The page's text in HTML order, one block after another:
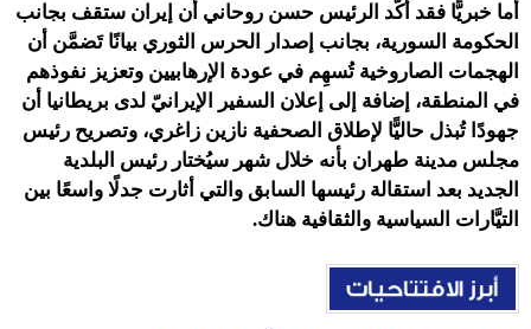
أما خبريًّا فقد أكَّد الرئيس حسن روحاني أن إيران ستقف بجانب
الحكومة السورية، بجانب إصدار الحرس الثوري بيانًا تَضمَّن أن
الهجمات الصاروخية تُسهِم في عودة الإرهابيين وتعزيز نفوذهم
في المنطقة، إضافة إلى إعلان السفير الإيرانيّ لدى بريطانيا أن
جهودًا تُبذل حاليًّا لإطلاق الصحفية نازين زاغري، وتصريح رئيس
مجلس مدينة طهران بأنه خلال شهر سيُختار رئيس البلدية
الجديد بعد استقالة رئيسها السابق والتي أثارت جدلًا واسعًا بين
التيَّارات السياسية والثقافية هناك.